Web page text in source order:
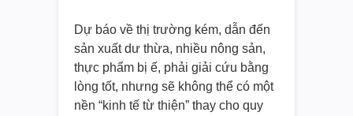
Dự báo về thị trường kém, dẫn đến
sản xuất dư thừa, nhiều nông sản,
thực phẩm bị ế, phải giải cứu bằng
lòng tốt, nhưng sẽ không thể có một
nền “kinh tế từ thiện” thay cho quy